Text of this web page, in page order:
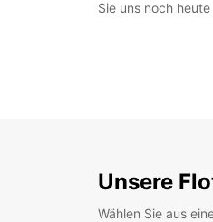
Sie uns noch
Unsere
Wählen Sie aus